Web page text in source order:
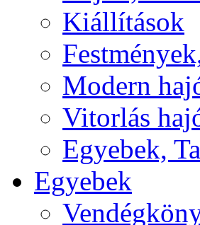
Kiállítások
Modern
Vitorlás
Egyebek,
Egyebek